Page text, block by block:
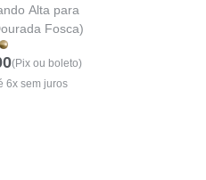
Alta para
Fosca)
(Pix ou boleto)
6x sem juros